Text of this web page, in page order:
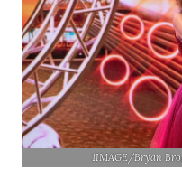
1IMAGE/Bryan